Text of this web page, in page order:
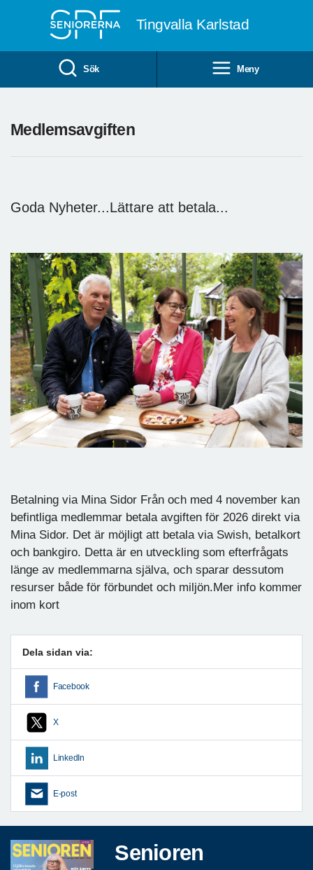
Tingvalla Karlstad
Sök Meny
Medlemsavgiften
Goda Nyheter...Lättare att betala...
Betalning via Mina Sidor Från och med 4 november kan
befintliga medlemmar betala avgiften för 2026 direkt via
Mina Sidor. Det är möjligt att betala via Swish, betalkort
och bankgiro. Detta är en utveckling som efterfrågats
länge av medlemmarna själva, och sparar dessutom
resurser både för förbundet och miljön.Mer info kommer
inom kort
Dela sidan via:
Facebook
X
LinkedIn
E-post
Senioren